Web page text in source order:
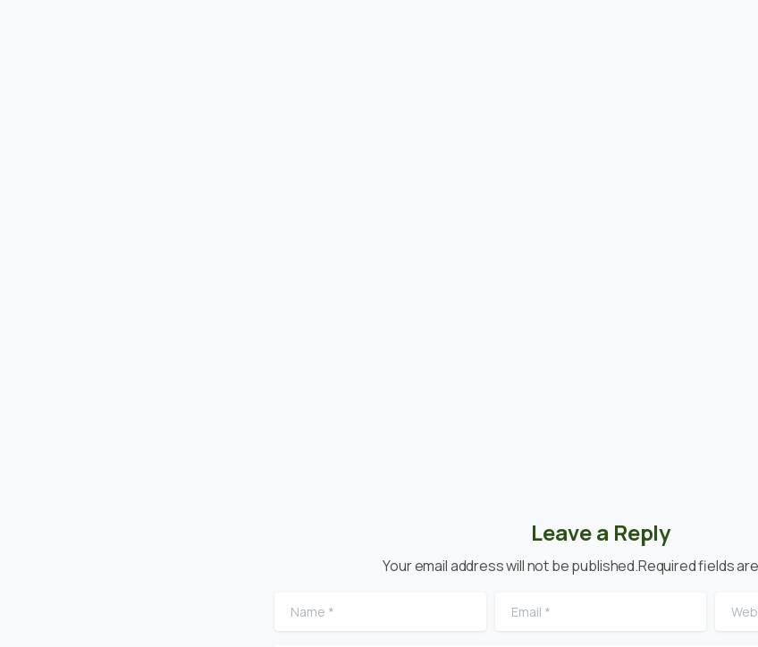
Leave a Reply
Your email address will not be published.Required fields
Name
Email